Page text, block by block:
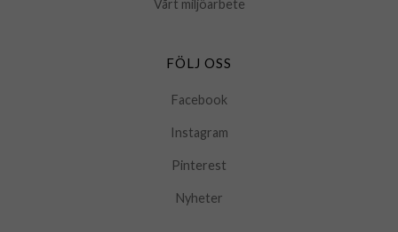
Vårt miljöarbete
FÖLJ OSS
Facebook
Instagram
Pinterest
Nyheter